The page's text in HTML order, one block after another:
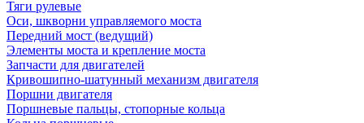
Тяги рулевые
Оси, шкворни управляемого моста
Передний мост (ведущий)
Элементы моста и крепление моста
Запчасти для двигателей
Кривошипно-шатунный механизм двигателя
Поршни двигателя
Поршневые пальцы, стопорные кольца